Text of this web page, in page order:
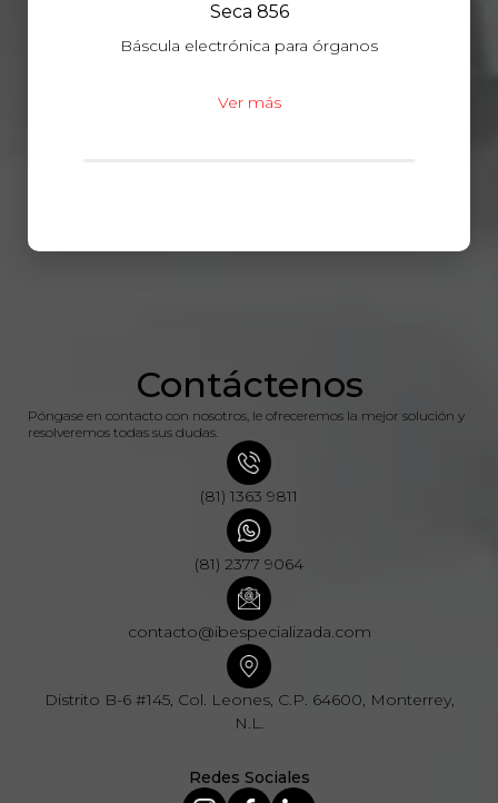
Seca 856
Báscula electrónica para órganos
Ver más
Contáctenos
Póngase en contacto con nosotros, le ofreceremos la mejor solución y
resolveremos todas sus dudas.
(81) 1363 9811
(81) 2377 9064
contacto@ibespecializada.com
Distrito B-6 #145, Col. Leones, C.P. 64600, Monterrey,
N.L.
Redes Sociales